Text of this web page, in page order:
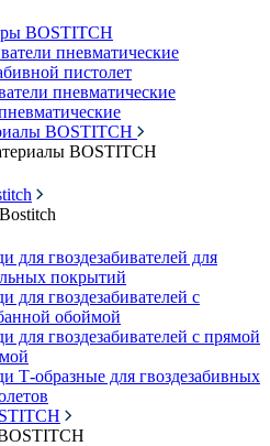
BOSTITCH
пневматические
пистолет
пневматические
BOSTITCH
BOSTITCH
для гвоздезабивателей для
покрытий
для гвоздезабивателей с
обоймой
для гвоздезабивателей с прямой
Т-образные для гвоздезабивных